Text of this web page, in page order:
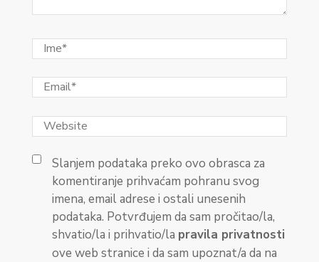
Slanjem podataka preko ovo obrasca za
komentiranje prihvaćam pohranu svog
imena, email adrese i ostali unesenih
podataka. Potvrđujem da sam pročitao/la,
shvatio/la i prihvatio/la pravila privatnosti
ove web stranice i da sam upoznat/a da na